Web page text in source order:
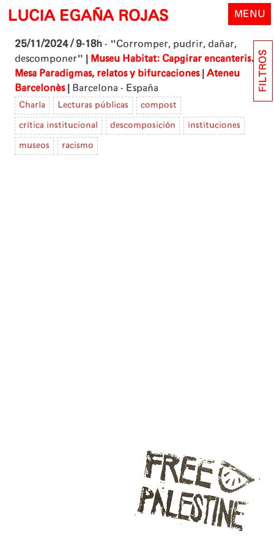
Skip
content
LUCIA EGAÑA ROJAS MENU
25/11/2024 / 9-18h - "Corromper, pudrir, dañar,
descomponer"
Museu Habitat: Capgirar encanteris.
Mesa Paradigmas, relatos y bifurcaciones
Ateneu
Barcelonès
Barcelona - España
Charla Lecturas públicas compost
crítica institucional descomposición instituciones
museos racismo
FILTROS